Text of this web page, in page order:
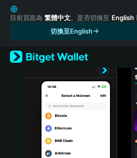
English
日本語
Русский
Español (Latinoamérica)
Türkçe
Português (Portugal)
Bahasa Indonesia
目前頁面為 繁體中文。是否切換至 English
切換至English